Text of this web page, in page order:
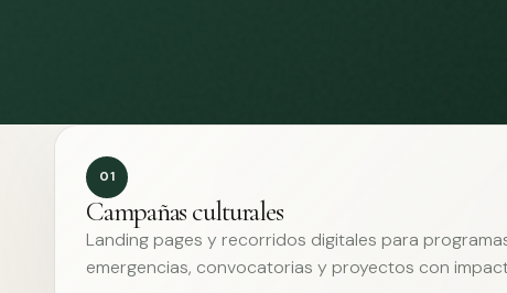
01
Campañas culturales
Landing pages y recorridos digitales para
emergencias, convocatorias y proyectos con